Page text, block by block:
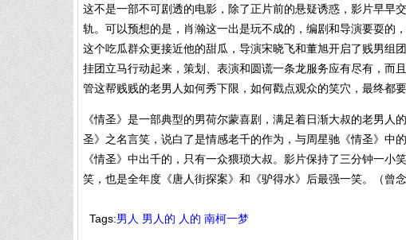
这不是一部不可剧透的电影，除了正片前的悬疑诱惑，影片早早
轨。可以预想的是，肖瀚这一出是玩不成的，编剧和导演要耍的
这个吃瓜群众更接近他的甜瓜，导演宋晓飞和董旭开启了贱男组
挂团立马行动起来，策划、表演和圆谎一条龙服务应有尽有，而
管这帮贱贱的老男人如何秀下限，如何戳点观众的笑穴，最终都
《情圣》是一部典型的男荷尔蒙喜剧，满足着日渐大叔的老男
圣》之名言笑，说白了是情感老千的作为，与周星驰《情圣》中
《情圣》中出千的，只有一众猥琐大叔。影片保持了三分钟一
笑，也是全年度《唐人街探案》和《驴得水》后最强一笑。（曾念
Tags:男人 男人的 人的 南柯一梦